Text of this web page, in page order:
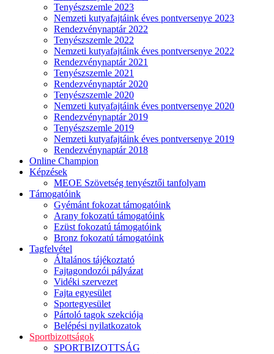
Tenyészszemle 2023
Nemzeti kutyafajtáink éves pontversenye 2023
Rendezvénynaptár 2022
Tenyészszemle 2022
Nemzeti kutyafajtáink éves pontversenye 2022
Rendezvénynaptár 2021
Tenyészszemle 2021
Rendezvénynaptár 2020
Tenyészszemle 2020
Nemzeti kutyafajtáink éves pontversenye 2020
Rendezvénynaptár 2019
Tenyészszemle 2019
Nemzeti kutyafajtáink éves pontversenye 2019
Rendezvénynaptár 2018
Online Champion
Képzések
MEOE Szövetség tenyésztői tanfolyam
Támogatóink
Gyémánt fokozat támogatóink
Arany fokozatú támogatóink
Ezüst fokozatú támogatóink
Bronz fokozatú támogatóink
Tagfelvétel
Általános tájékoztató
Fajtagondozói pályázat
Vidéki szervezet
Fajta egyesület
Sportegyesület
Pártoló tagok szekciója
Belépési nyilatkozatok
Sportbizottságok
SPORTBIZOTTSÁG